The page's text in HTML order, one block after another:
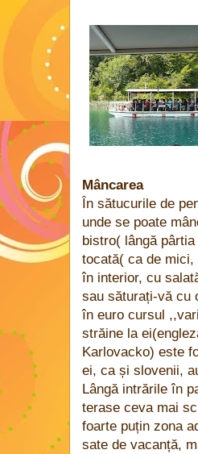
Mâncarea
În sătucurile de
unde se poate
bistro( lângă
tocată( ca de mici,
în interior, cu
sau săturați-vă cu
în euro cursul
străine la
Karlovacko) este
ei, ca și slovenii,
Lângă intrările în
terase ceva mai
foarte puțin zona
sate de vacanță,